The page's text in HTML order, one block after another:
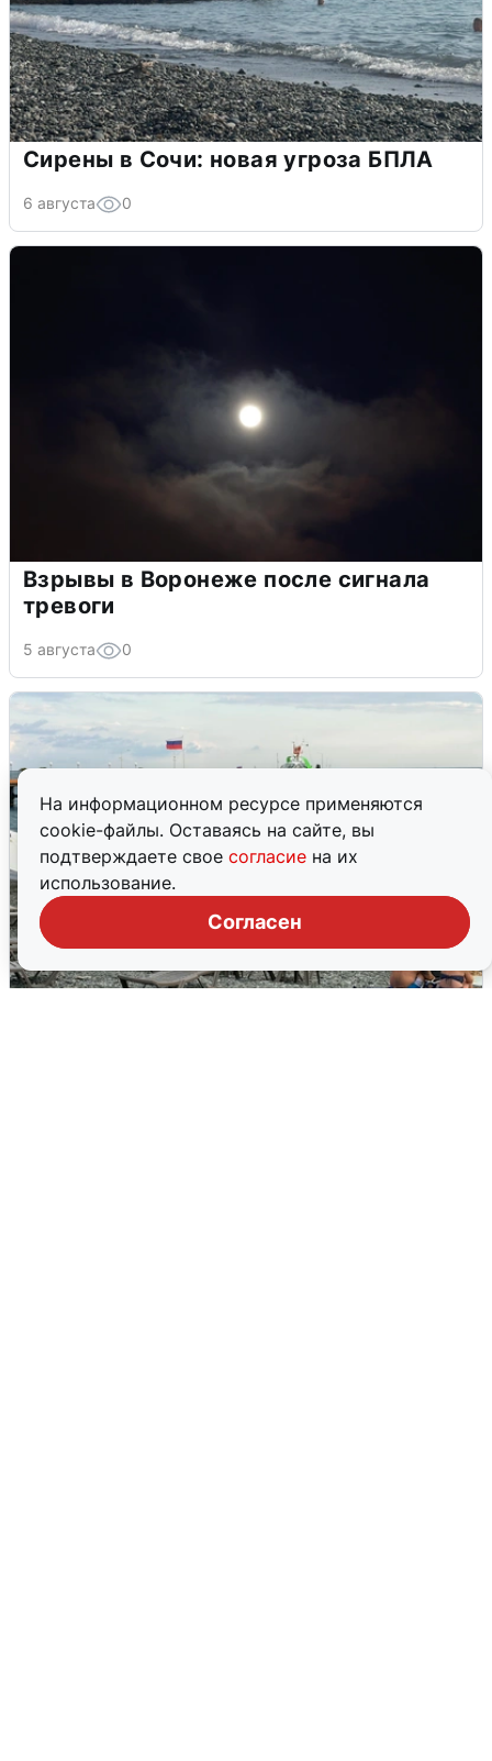
На информационном ресурсе применяются
cookie-файлы. Оставаясь на сайте, вы
подтверждаете свое согласие на их
использование.
Согласен
Сирены в Сочи: новая угроза БПЛА
6 августа 0
Взрывы в Воронеже после сигнала
тревоги
5 августа 0